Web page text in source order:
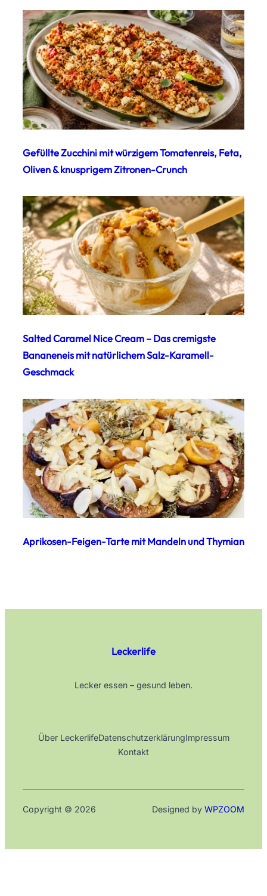
Gefüllte Zucchini mit würzigem Tomatenreis, Feta,
Oliven & knusprigem Zitronen-Crunch
Salted Caramel Nice Cream – Das cremigste
Bananeneis mit natürlichem Salz-Karamell-
Geschmack
Aprikosen-Feigen-Tarte mit Mandeln und Thymian
Leckerlife
Lecker essen – gesund leben.
Über LeckerlifeDatenschutzerklärungImpressum
Kontakt
Copyright © 2026 Designed by WPZOOM